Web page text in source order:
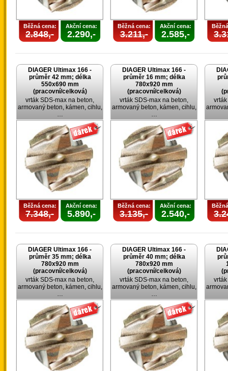
Běžná cena:
2.848,-
Akční cena:
2.290,-
Běžná cena:
3.211,-
Akční cena:
2.585,-
DIAGER Ultimax 166 -
průměr 42 mm; délka
550x690 mm
(pracovní/celková)
vrták SDS-max na beton,
armovaný beton, kámen, cihlu,
…
Běžná cena:
7.348,-
Akční cena:
5.890,-
DIAGER Ultimax 166 -
průměr 16 mm; délka
780x920 mm
(pracovní/celková)
vrták SDS-max na beton,
armovaný beton, kámen, cihlu,
…
Běžná cena:
3.135,-
Akční cena:
2.540,-
DIAGER Ultimax 166 -
průměr 35 mm; délka
780x920 mm
(pracovní/celková)
vrták SDS-max na beton,
armovaný beton, kámen, cihlu,
…
DIAGER Ultimax 166 -
průměr 40 mm; délka
780x920 mm
(pracovní/celková)
vrták SDS-max na beton,
armovaný beton, kámen, cihlu,
…